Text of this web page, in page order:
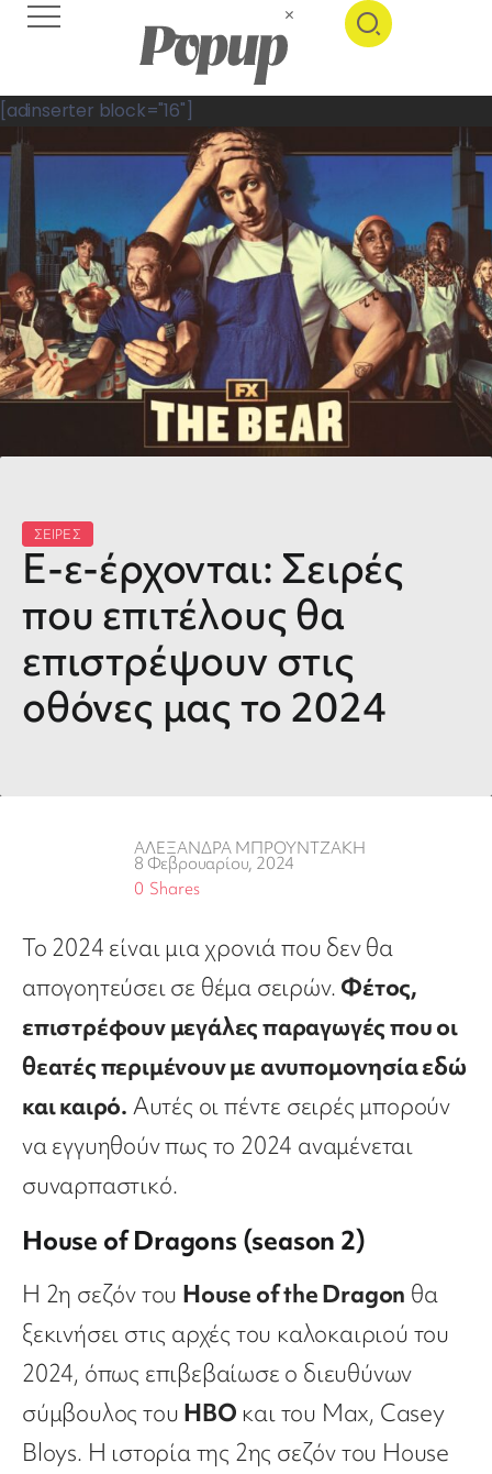
[adinserter block="16"]
ΣΕΙΡΕΣ
Ε-ε-έρχονται: Σειρές
που επιτέλους θα
επιστρέψουν στις
οθόνες μας το 2024
ΑΛΕΞΑΝΔΡΑ ΜΠΡΟΥΝΤΖΑΚΗ
8 Φεβρουαρίου, 2024
Shares
0
Το 2024 είναι μια χρονιά που δεν θα
απογοητεύσει σε θέμα σειρών. Φέτος,
επιστρέφουν μεγάλες παραγωγές που οι
θεατές περιμένουν με ανυπομονησία εδώ
και καιρό. Αυτές οι πέντε σειρές μπορούν
να εγγυηθούν πως το 2024 αναμένεται
συναρπαστικό.
House of Dragons (season 2)
Η 2η σεζόν του House of the Dragon θα
ξεκινήσει στις αρχές του καλοκαιριού του
2024, όπως επιβεβαίωσε ο διευθύνων
σύμβουλος του HBO και του Max, Casey
Bloys. Η ιστορία της 2ης σεζόν του House